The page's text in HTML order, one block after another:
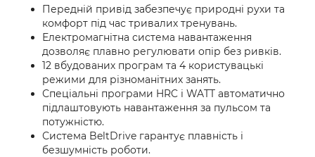
Передній привід забезпечує природні рухи та
комфорт під час тривалих тренувань.
Електромагнітна система навантаження
дозволяє плавно регулювати опір без ривків.
12 вбудованих програм та 4 користувацькі
режими для різноманітних занять.
Спеціальні програми HRC і WATT автоматично
підлаштовують навантаження за пульсом та
потужністю.
Система BeltDrive гарантує плавність і
безшумність роботи.